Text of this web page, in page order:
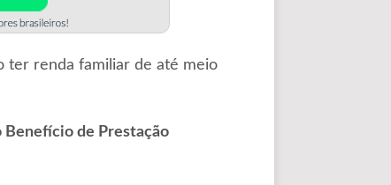
ter renda familiar de até meio
de Prestação